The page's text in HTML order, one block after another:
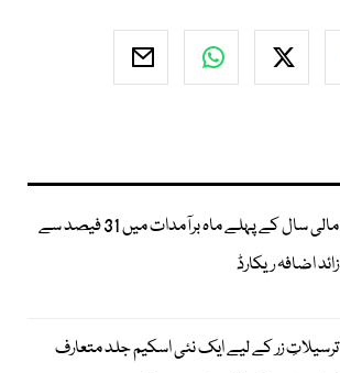
مالی سال کے پہلے ماہ برآمدات میں 31 فیصد سے
زائد اضافہ ریکارڈ
ترسیلاتِ زر کے لیے ایک نئی اسکیم جلد متعارف